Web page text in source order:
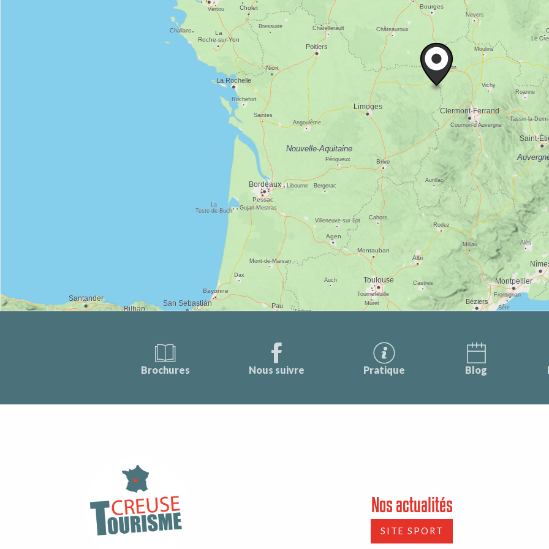
Brochures Nous suivre Pratique Blog
Nos actualités
SITE SPORT